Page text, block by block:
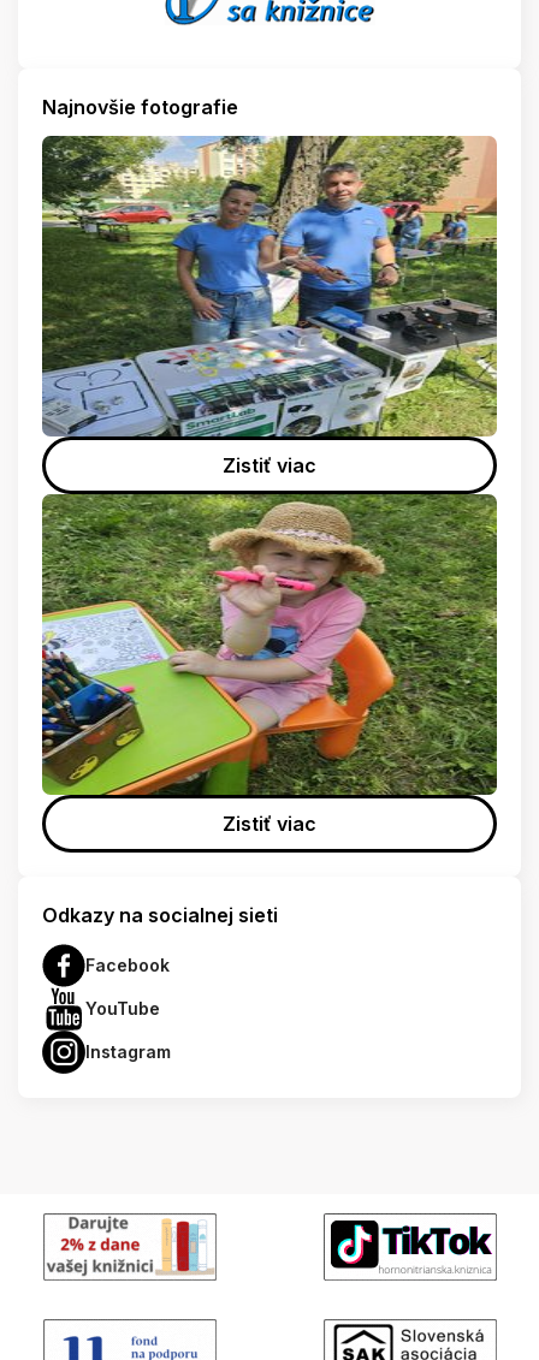
Najnovšie fotografie
Zistiť viac
Zistiť viac
Odkazy na socialnej sieti
Facebook
YouTube
Instagram